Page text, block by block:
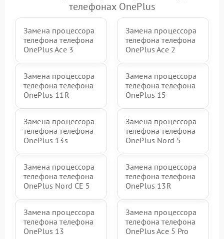
телефонах OnePlus
Замена процессора
телефона телефона
OnePlus Ace 3
Замена процессора
телефона телефона
OnePlus Ace 2
Замена процессора
телефона телефона
OnePlus 11R
Замена процессора
телефона телефона
OnePlus 15
Замена процессора
телефона телефона
OnePlus 13s
Замена процессора
телефона телефона
OnePlus Nord 5
Замена процессора
телефона телефона
OnePlus Nord CE 5
Замена процессора
телефона телефона
OnePlus 13R
Замена процессора
телефона телефона
OnePlus 13
Замена процессора
телефона телефона
OnePlus Ace 5 Pro